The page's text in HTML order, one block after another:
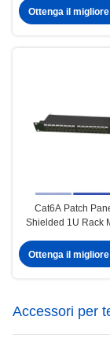
Ottenga il
Cat6A Patch
Shielded 1U Rack
Ottenga il
Accessori per